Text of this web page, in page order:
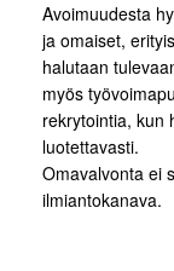
Avoimuudesta
ja omaiset,
halutaan
myös
rekrytointia, kun
luotettavasti.
Omavalvonta ei
ilmiantokanava.